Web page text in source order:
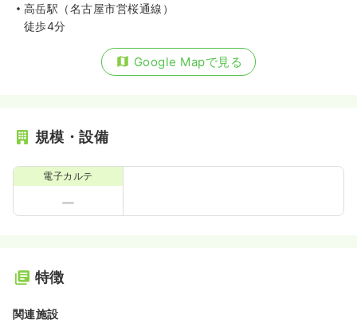
高岳駅（名古屋市営桜通線）
徒歩4分
Google Mapで見る
規模・設備
電子カルテ
特徴
関連施設